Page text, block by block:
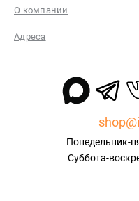
О компании
Адреса
Понедельник-
Суббота-